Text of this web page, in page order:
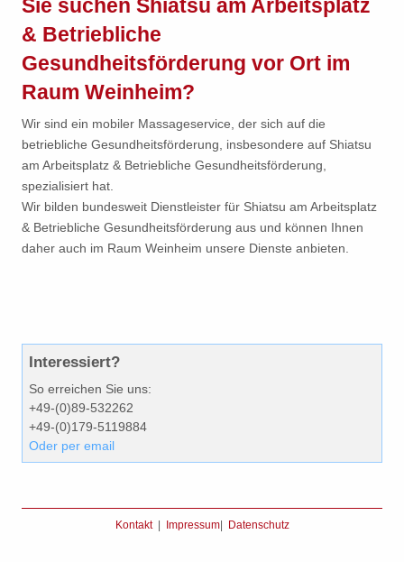
Sie suchen Shiatsu am Arbeitsplatz
& Betriebliche
Gesundheitsförderung vor Ort im
Raum Weinheim?
Wir sind ein mobiler Massageservice, der sich auf die
betriebliche Gesundheitsförderung, insbesondere auf Shiatsu
am Arbeitsplatz & Betriebliche Gesundheitsförderung,
spezialisiert hat.
Wir bilden bundesweit Dienstleister für Shiatsu am Arbeitsplatz
& Betriebliche Gesundheitsförderung aus und können Ihnen
daher auch im Raum Weinheim unsere Dienste anbieten.
Interessiert?
So erreichen Sie uns:
+49-(0)89-532262
+49-(0)179-5119884
Oder per email
Kontakt| Impressum| Datenschutz